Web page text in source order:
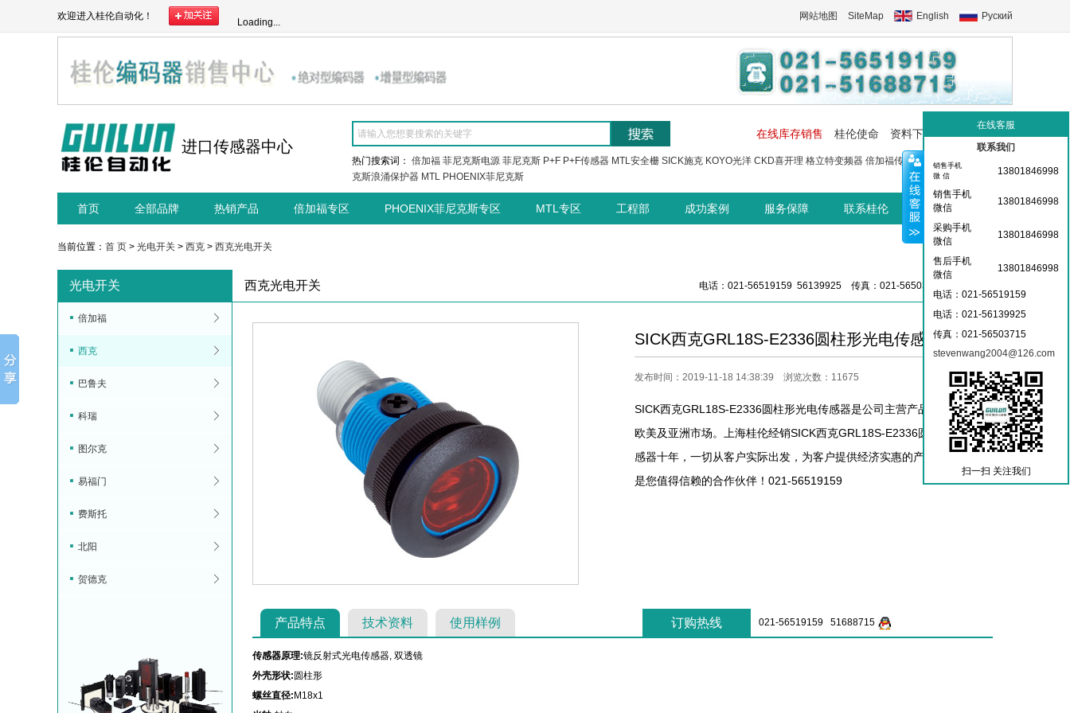
欢迎进入桂伦自动化！
Loading...
网站地图 SiteMap English Руский
进口传感器中心
在线库存销售 桂伦使命 资料下载 工控交流中心
热门搜索词： 倍加福 菲尼克斯电源 菲尼克斯 P+F P+F传感器 MTL安全栅 SICK施克 KOYO光洋 CKD喜开理 格立特变频器 倍加福传感器 菲尼克斯端子
克斯浪涌保护器 MTL PHOENIX菲尼克斯
首页 全部品牌 热销产品 倍加福专区 PHOENIX菲尼克斯专区 MTL专区 工程部 成功案例 服务保障 联系桂伦 桂伦资讯中心
当前位置： 首 页 > 光电开关 > 西克 > 西克光电开关
光电开关
倍加福
西克
巴鲁夫
科瑞
图尔克
易福门
费斯托
北阳
贺德克
西克光电开关 电话：021-56519159 56139925 传真：021-56503715 36359826
SICK西克GRL18S-E2336圆柱形光电传感器
发布时间：2019-11-18 14:38:39 浏览次数：11675
SICK西克GRL18S-E2336圆柱形光电传感器是公司主营产品之一，热销
欧美及亚洲市场。上海桂伦经销SICK西克GRL18S-E2336圆柱形光电传
感器十年，一切从客户实际出发，为客户提供经济实惠的产品解决方案，
是您值得信赖的合作伙伴！021-56519159
产品特点 技术资料 使用样例 订购热线 021-56519159 51688715
传感器原理:镜反射式光电传感器, 双透镜
外壳形状: 圆柱形
螺丝直径: M18x1
在线客服
联系我们
销售手机
微 信
13801846998
销售手机
微信
13801846998
采购手机
微信
13801846998
售后手机
微信
13801846998
电话：021-56519159
电话：021-56139925
传真：021-56503715
stevenwang2004@126.com
扫一扫 关注我们